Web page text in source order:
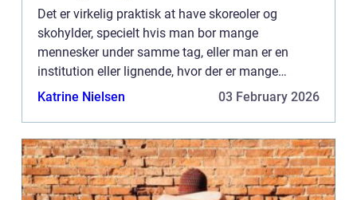
Det er virkelig praktisk at have skoreoler og
skohylder, specielt hvis man bor mange
mennesker under samme tag, eller man er en
institution eller lignende, hvor der er mange
besøgende med videre, der kommer forbi med
Katrine Nielsen 03 February 2026